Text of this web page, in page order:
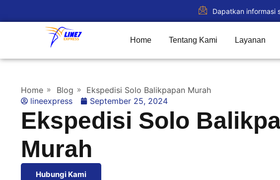
Dapatkan informasi
Home Tentang Kami Layanan
Home Blog
Ekspedisi Solo Balikpapan Murah
lineexpress
September 25, 2024
Ekspedisi Solo
Murah
Hubungi Kami